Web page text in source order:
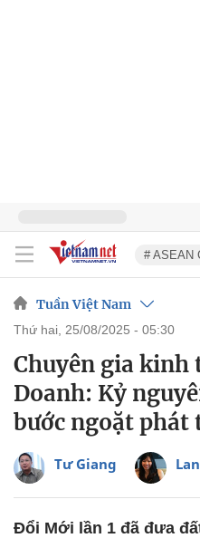
# ASEAN
Tuần Việt Nam
thứ hai, 25/08/2025 - 05:30
Chuyên gia kinh
Doanh: Kỷ
bước ngoặt phát
Tư Giang
Đổi Mới lần 1 đã đưa